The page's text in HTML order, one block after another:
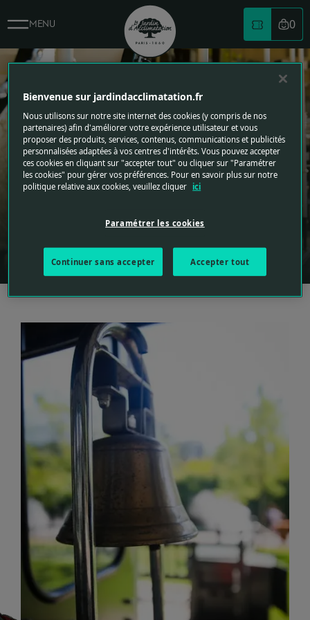
Logo du jardin d'acclimatation
MENU 0
LE PETIT TRAIN
ATTRACTION
UN BON MOMENT EN FAMILLE
Bienvenue sur jardindacclimatation.fr
Nous utilisons sur notre site internet des cookies (y compris de nos
partenaires) afin d'améliorer votre expérience utilisateur et vous
proposer des produits, services, contenus, communications et publicités
personnalisées adaptées à vos centres d'intérêts. Vous pouvez accepter
ces cookies en cliquant sur "accepter tout" ou cliquer sur "Paramétrer
les cookies" pour gérer vos préférences. Pour en savoir plus sur notre
politique relative aux cookies, veuillez cliquer ici
Paramétrer les cookies
Continuer sans accepter Accepter tout